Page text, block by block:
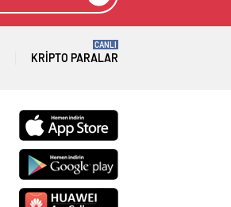
KRIPTO PARALAR
CANLI